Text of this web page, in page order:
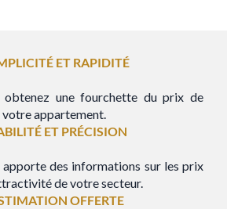
ET RAPIDITÉ
obtenez une fourchette du prix de
appartement.
ET PRÉCISION
apporte des informations sur les prix
de votre secteur.
OFFERTE